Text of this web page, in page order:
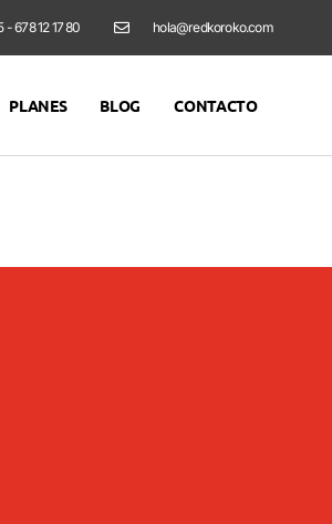
- 678 12 17 80 hola@redkoroko.com
PLANES BLOG CONTACTO